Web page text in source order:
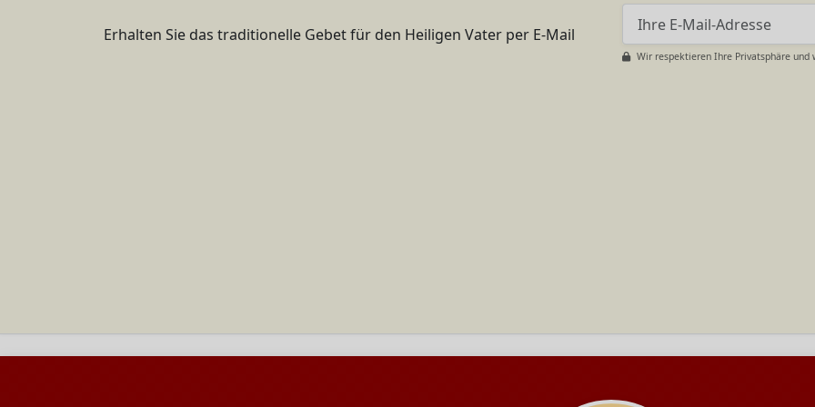
Erhalten Sie das traditionelle Gebet für den Heiligen Vater per E-Mail
Wir respektieren Ihre Privatsphäre